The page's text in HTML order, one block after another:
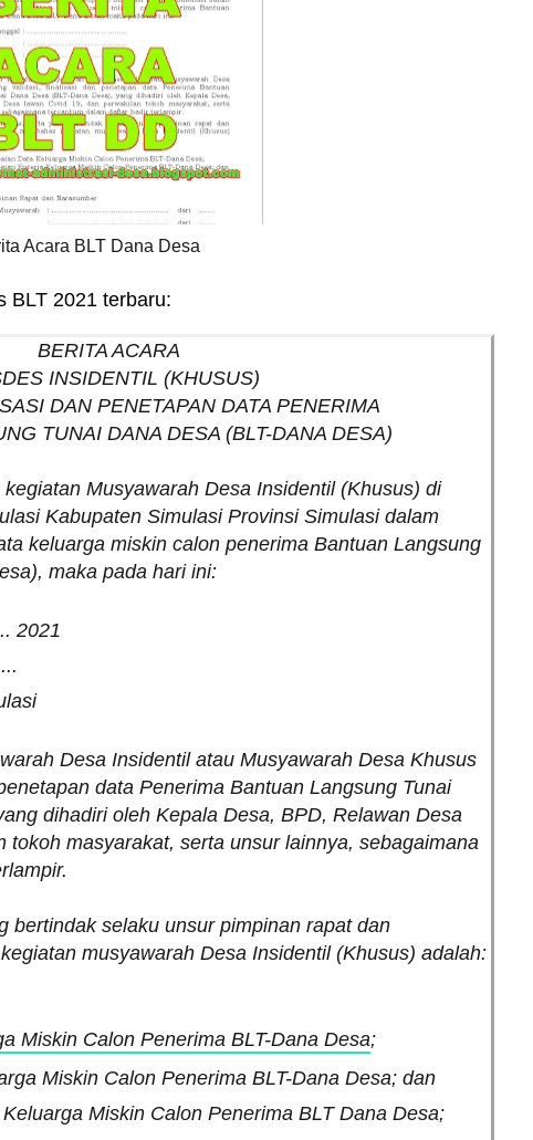
Acara BLT Dana Desa
BLT 2021 terbaru:
BERITA ACARA
INSIDENTIL (KHUSUS)
DAN PENETAPAN DATA PENERIMA
TUNAI DANA DESA (BLT-DANA DESA)
Musyawarah Desa Insidentil (Khusus) di
Kabupaten Simulasi Provinsi Simulasi dalam
keluarga miskin calon penerima Bantuan Langsung
maka pada hari ini:
2021
Desa Insidentil atau Musyawarah Desa Khusus
data Penerima Bantuan Langsung Tunai
dihadiri oleh Kepala Desa, BPD, Relawan Desa
tokoh masyarakat, serta unsur lainnya, sebagaimana
bertindak selaku unsur pimpinan rapat dan
musyawarah Desa Insidentil (Khusus) adalah:
Miskin Calon Penerima BLT-Dana Desa;
Miskin Calon Penerima BLT-Dana Desa; dan
Miskin Calon Penerima BLT Dana Desa;